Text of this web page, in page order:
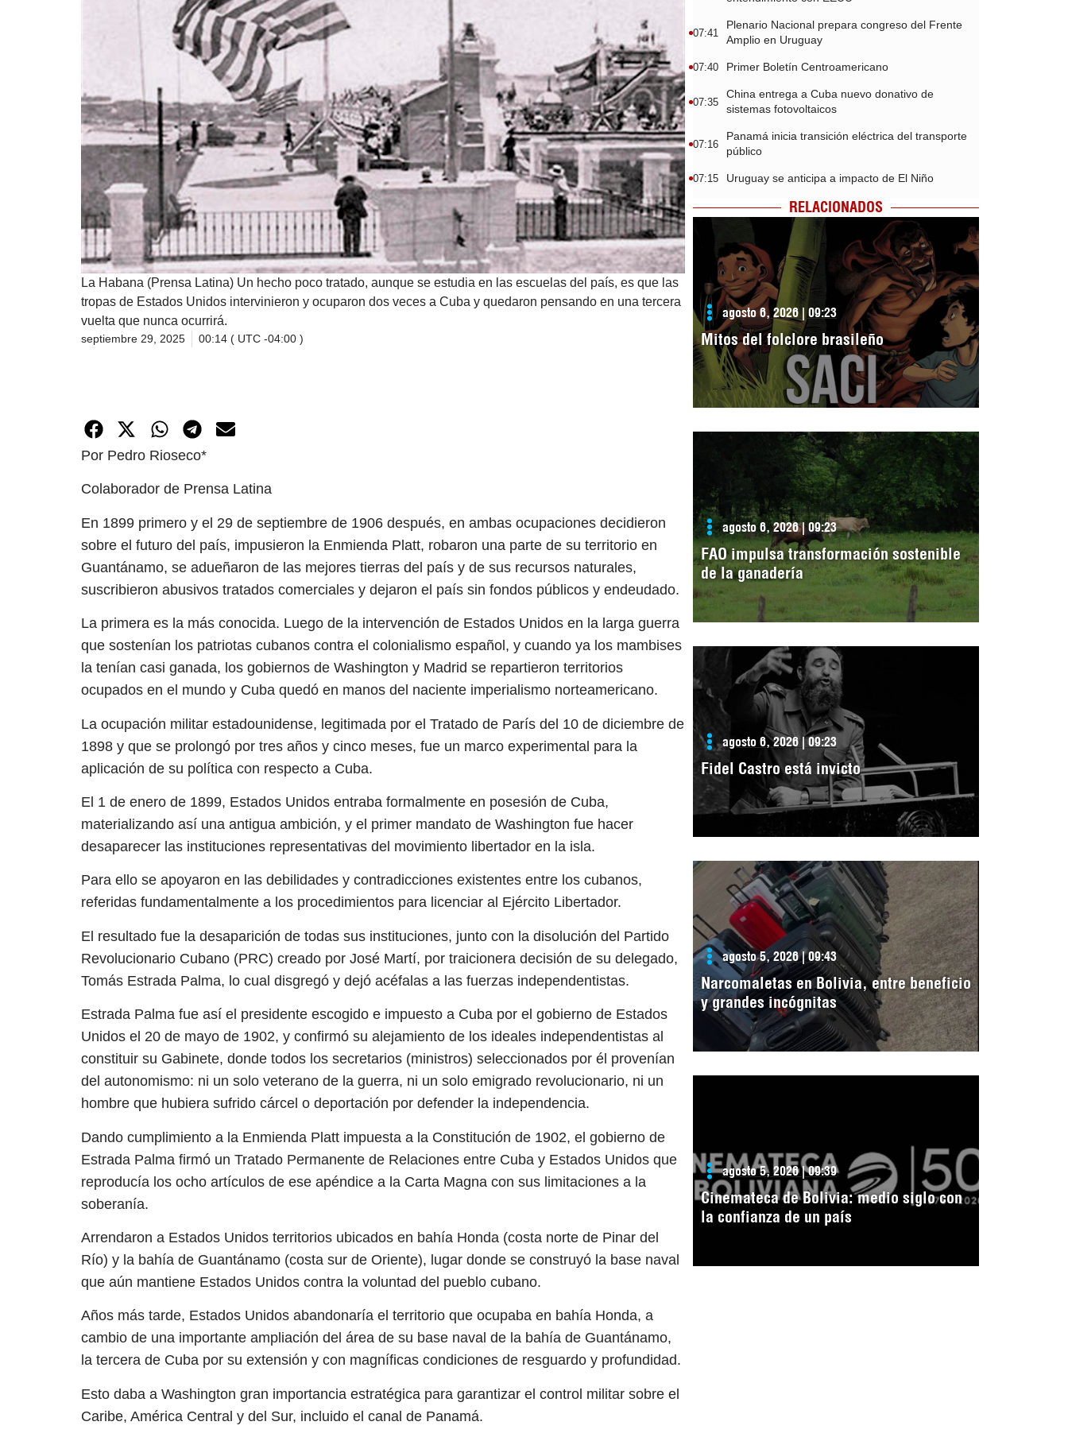
La Habana (Prensa Latina) Un hecho poco tratado, aunque se estudia en las escuelas del país, es que las
tropas de Estados Unidos intervinieron y ocuparon dos veces a Cuba y quedaron pensando en una tercera
vuelta que nunca ocurrirá.
septiembre 29, 2025 00:14 ( UTC -04:00 )
Por Pedro Rioseco*
Colaborador de Prensa Latina
En 1899 primero y el 29 de septiembre de 1906 después, en ambas ocupaciones decidieron
sobre el futuro del país, impusieron la Enmienda Platt, robaron una parte de su territorio en
Guantánamo, se adueñaron de las mejores tierras del país y de sus recursos naturales,
suscribieron abusivos tratados comerciales y dejaron el país sin fondos públicos y endeudado.
La primera es la más conocida. Luego de la intervención de Estados Unidos en la larga guerra
que sostenían los patriotas cubanos contra el colonialismo español, y cuando ya los mambises
la tenían casi ganada, los gobiernos de Washington y Madrid se repartieron territorios
ocupados en el mundo y Cuba quedó en manos del naciente imperialismo norteamericano.
La ocupación militar estadounidense, legitimada por el Tratado de París del 10 de diciembre de
1898 y que se prolongó por tres años y cinco meses, fue un marco experimental para la
aplicación de su política con respecto a Cuba.
El 1 de enero de 1899, Estados Unidos entraba formalmente en posesión de Cuba,
materializando así una antigua ambición, y el primer mandato de Washington fue hacer
desaparecer las instituciones representativas del movimiento libertador en la isla.
Para ello se apoyaron en las debilidades y contradicciones existentes entre los cubanos,
referidas fundamentalmente a los procedimientos para licenciar al Ejército Libertador.
El resultado fue la desaparición de todas sus instituciones, junto con la disolución del Partido
Revolucionario Cubano (PRC) creado por José Martí, por traicionera decisión de su delegado,
Tomás Estrada Palma, lo cual disgregó y dejó acéfalas a las fuerzas independentistas.
Estrada Palma fue así el presidente escogido e impuesto a Cuba por el gobierno de Estados
Unidos el 20 de mayo de 1902, y confirmó su alejamiento de los ideales independentistas al
constituir su Gabinete, donde todos los secretarios (ministros) seleccionados por él provenían
del autonomismo: ni un solo veterano de la guerra, ni un solo emigrado revolucionario, ni un
hombre que hubiera sufrido cárcel o deportación por defender la independencia.
Dando cumplimiento a la Enmienda Platt impuesta a la Constitución de 1902, el gobierno de
Estrada Palma firmó un Tratado Permanente de Relaciones entre Cuba y Estados Unidos que
reproducía los ocho artículos de ese apéndice a la Carta Magna con sus limitaciones a la
soberanía.
Arrendaron a Estados Unidos territorios ubicados en bahía Honda (costa norte de Pinar del
Río) y la bahía de Guantánamo (costa sur de Oriente), lugar donde se construyó la base naval
que aún mantiene Estados Unidos contra la voluntad del pueblo cubano.
Años más tarde, Estados Unidos abandonaría el territorio que ocupaba en bahía Honda, a
cambio de una importante ampliación del área de su base naval de la bahía de Guantánamo,
la tercera de Cuba por su extensión y con magníficas condiciones de resguardo y profundidad.
Esto daba a Washington gran importancia estratégica para garantizar el control militar sobre el
Caribe, América Central y del Sur, incluido el canal de Panamá.
07:41
Plenario Nacional prepara congreso del Frente
Amplio en Uruguay
07:40 Primer Boletín Centroamericano
07:35
China entrega a Cuba nuevo donativo de
sistemas fotovoltaicos
07:16
Panamá inicia transición eléctrica del transporte
público
07:15 Uruguay se anticipa a impacto de El Niño
RELACIONADOS
agosto 6, 2026 | 09:23
Mitos del folclore brasileño
agosto 6, 2026 | 09:23
FAO impulsa transformación sostenible
de la ganadería
agosto 6, 2026 | 09:23
Fidel Castro está invicto
agosto 5, 2026 | 09:43
Narcomaletas en Bolivia, entre beneficio
y grandes incógnitas
agosto 5, 2026 | 09:39
Cinemateca de Bolivia: medio siglo con
la confianza de un país